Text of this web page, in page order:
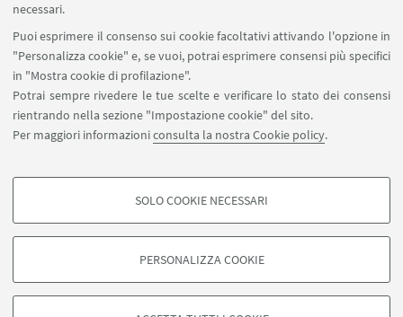
necessari.
Puoi esprimere il consenso sui cookie facoltativi attivando l'opzione in
"Personalizza cookie" e, se vuoi, potrai esprimere consensi più specifici
in "Mostra cookie di profilazione".
Potrai sempre rivedere le tue scelte e verificare lo stato dei consensi
rientrando nella sezione "Impostazione cookie" del sito.
Per maggiori informazioniconsulta la nostra Cookie policy.
COOKIE DI PROFILAZIONE - FACOLTATIVI
degli utenti, creare profili in base al loro comportamento sul sito, per analisi
di marketing.
SOLO COOKIE NECESSARI
PERSONALIZZA COOKIE
esaurimento dei posti disponibili.
Seguici su: